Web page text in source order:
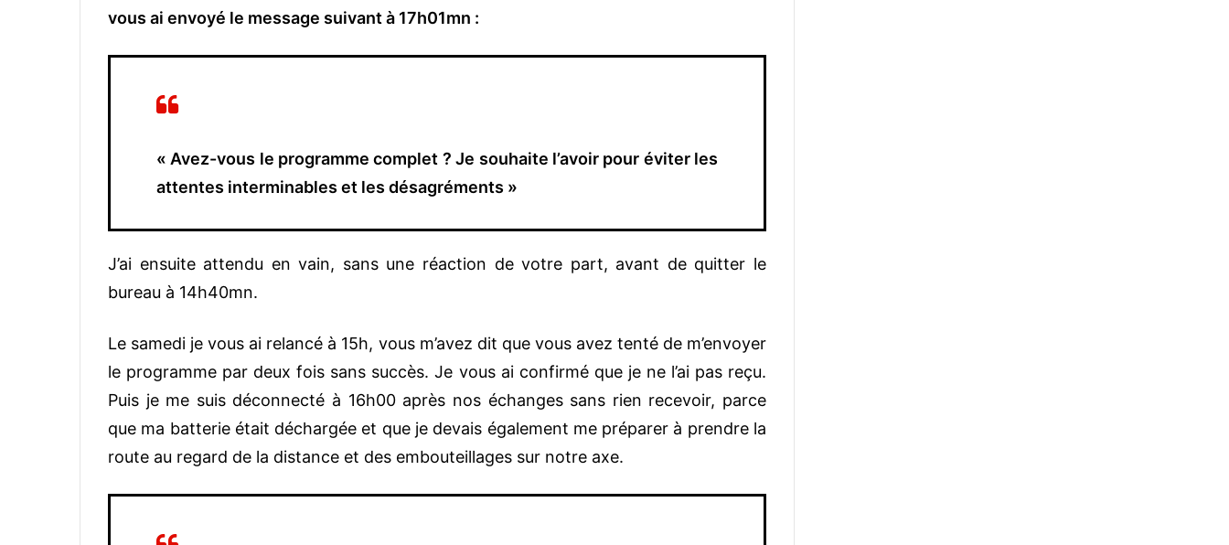
vous ai envoyé le message suivant à 17h01mn :
« Avez-vous le programme complet ? Je souhaite l’avoir pour éviter les
attentes interminables et les désagréments »
J’ai ensuite attendu en vain, sans une réaction de votre part, avant de quitter le
bureau à 14h40mn.
Le samedi je vous ai relancé à 15h, vous m’avez dit que vous avez tenté de m’envoyer
le programme par deux fois sans succès. Je vous ai confirmé que je ne l’ai pas reçu.
Puis je me suis déconnecté à 16h00 après nos échanges sans rien recevoir, parce
que ma batterie était déchargée et que je devais également me préparer à prendre la
route au regard de la distance et des embouteillages sur notre axe.